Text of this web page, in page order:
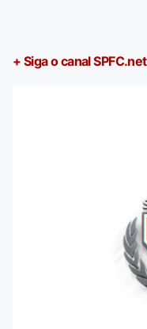
+ Siga o canal